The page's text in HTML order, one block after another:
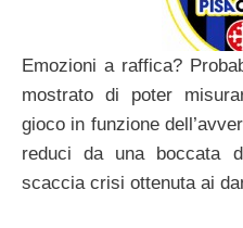
Emozioni a raffica?
mostrato di poter
gioco in funzione
reduci da una boccata
scaccia crisi ottenuta ai